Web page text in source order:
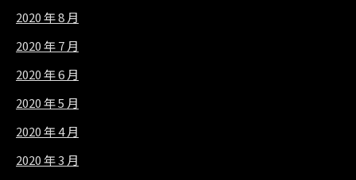
2020 年 8 月
2020 年 7 月
2020 年 6 月
2020 年 5 月
2020 年 4 月
2020 年 3 月